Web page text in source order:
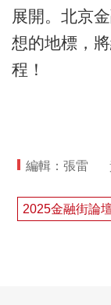
展開。北京
想的地標，
程！
編輯：張雷
2025金融街論